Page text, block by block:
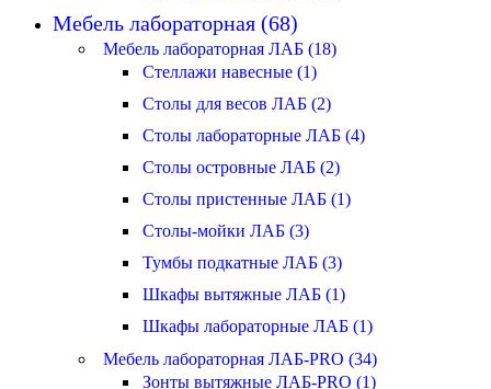
Мебель лабораторная (68)
Мебель лабораторная ЛАБ (18)
Стеллажи навесные (1)
Столы для весов ЛАБ (2)
Столы лабораторные ЛАБ (4)
Столы островные ЛАБ (2)
Столы пристенные ЛАБ (1)
Столы-мойки ЛАБ (3)
Тумбы подкатные ЛАБ (3)
Шкафы вытяжные ЛАБ (1)
Шкафы лабораторные ЛАБ (1)
Мебель лабораторная ЛАБ-PRO (34)
Зонты вытяжные ЛАБ-PRO (1)